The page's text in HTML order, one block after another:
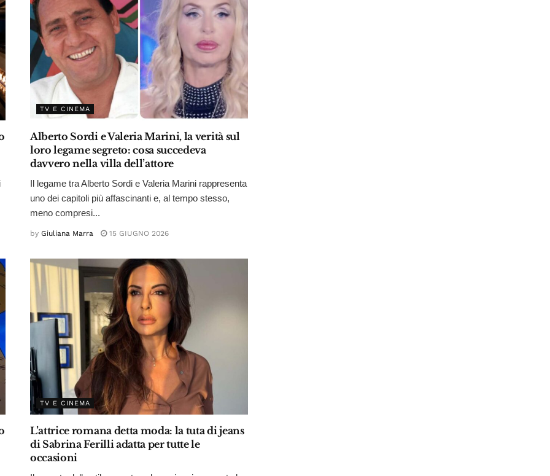
TV E CINEMA
Alberto Sordi e Valeria Marini, la verità sul
loro legame segreto: cosa succedeva
davvero nella villa dell’attore
Il legame tra Alberto Sordi e Valeria Marini rappresenta
uno dei capitoli più affascinanti e, al tempo stesso,
meno compresi...
by Giuliana Marra 15 GIUGNO 2026
TV E CINEMA
L’attrice romana detta moda: la tuta di jeans
di Sabrina Ferilli adatta per tutte le
occasioni